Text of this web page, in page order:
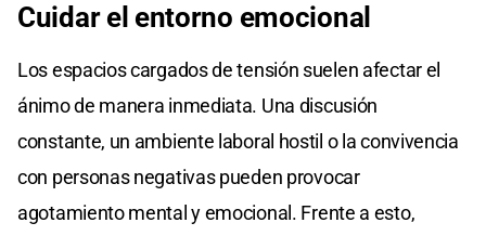
Cuidar el entorno emocional
Los espacios cargados de tensión suelen afectar el
ánimo de manera inmediata. Una discusión
constante, un ambiente laboral hostil o la convivencia
con personas negativas pueden provocar
agotamiento mental y emocional. Frente a esto,